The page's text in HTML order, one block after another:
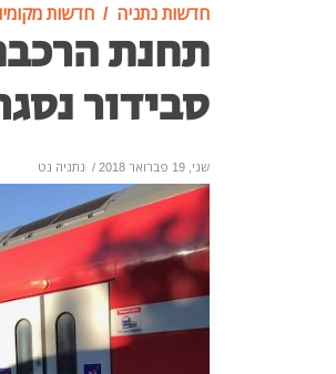
חדשות נתניה חדשות
תחנת
סבידור
שני, 19 פברואר 2018 / נתניה נט